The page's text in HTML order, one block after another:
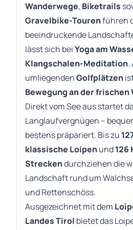
Wanderwege, Biketrails
Gravelbike-Tourenführen
beeindruckende
lässt sich beiYoga am
Klangschalen-Meditation.
umliegendenGolfplätzen
Bewegung an der
Direkt vom See aus startet
Langlaufvergnügen –
bestens präpariert. Bis zu
klassische Loipenund126
Streckendurchziehen die
Landschaft rund um
und Rettenschöss.
Ausgezeichnet mit dem
Landes Tirol bietet das